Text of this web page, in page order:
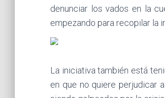
denunciar los vados en la
empezando para recopilar la
La iniciativa también está
en que no quiere perjudicar